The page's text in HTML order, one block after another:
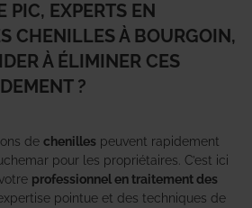
PIC, EXPERTS EN
CHENILLES À BOURGOIN,
À ÉLIMINER CES
?
de chenilles peuvent rapidement
pour les propriétaires. C’est ici
professionnel en traitement des
expertise pointue et des techniques de